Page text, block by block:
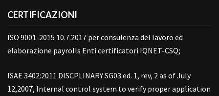
CERTIFICAZIONI
ISO 9001-2015 10.7.2017 per consulenza del lavoro ed
elaborazione payrolls Enti certificatori IQNET-CSQ;
ISAE 3402:2011 DISCPLINARY SG03 ed. 1, rev, 2 as of July
12,2007, Internal control system to verify proper application